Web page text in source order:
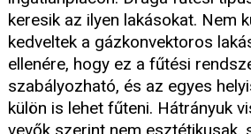
keresik az ilyen lakásokat. Nem
kedveltek a gázkonvektoros
ellenére, hogy ez a fűtési
szabályozható, és az egyes
külön is lehet fűteni. Hátrányuk